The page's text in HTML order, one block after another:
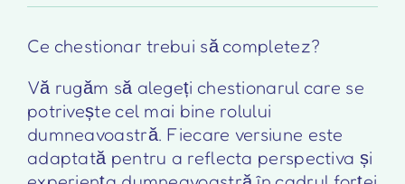
Ce chestionar trebui să completez?
Vă rugăm să alegeți chestionarul care se
potrivește cel mai bine rolului
dumneavoastră. Fiecare versiune este
adaptată pentru a reflecta perspectiva și